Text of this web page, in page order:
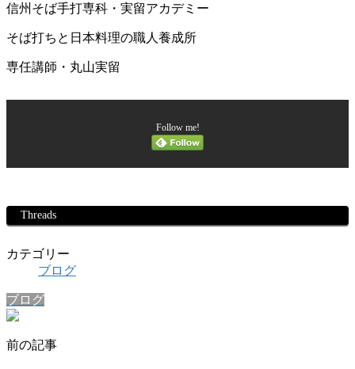
信州そば手打専科・実留アカデミー
そば打ちと日本料理の職人養成所
専任講師・丸山実留
Follow me!
Threads
カテゴリー
ブログ
ブログ
前の記事